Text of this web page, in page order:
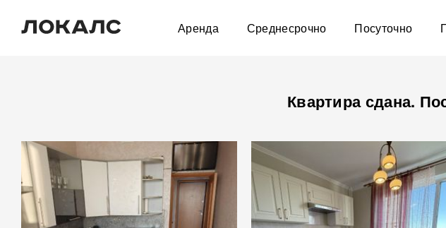
Аренда Среднесрочно Посуточно
Квартира сдана.